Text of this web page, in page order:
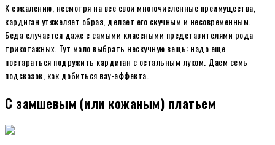
К сожалению, несмотря на все свои многочисленные преимущества,
кардиган утяжеляет образ, делает его скучным и несовременным.
Беда случается даже с самыми классными представителями рода
трикотажных. Тут мало выбрать нескучную вещь: надо еще
постараться подружить кардиган с остальным луком. Даем семь
подсказок, как добиться вау-эффекта.
С замшевым (или кожаным) платьем